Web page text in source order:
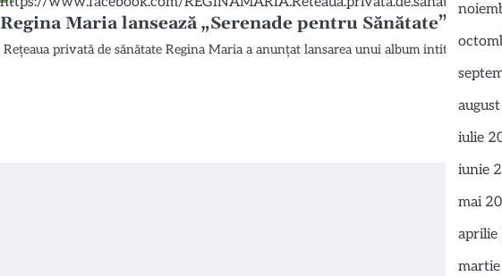
Regina Maria lansează „Serenade pentru Sănătate” pe 14
Rețeaua privată de sănătate Regina Maria a anunțat lansarea unui album intitulat
iulie
iunie
mai
aprilie